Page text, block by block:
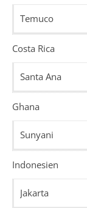
Temuco
Costa Rica
Santa Ana
Ghana
Sunyani
Indonesien
Jakarta